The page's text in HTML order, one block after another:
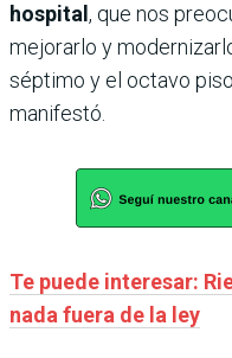
hospital , que nos
mejorarlo y
séptimo y el octavo
manifestó.
Te puede interesar:
nada fuera de la ley